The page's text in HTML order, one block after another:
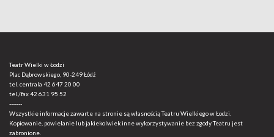
Teatr Wielki w Łodzi
Plac Dąbrowskiego, 90-249 Łódź
tel. centrala 42 647 20 00
tel./fax42 631 95 52
-------
Wszystkie informacje zawarte na stronie są własnością Teatru Wielkiego w Łodzi.
Kopiowanie, powielanie lub jakiekolwiek inne wykorzystywanie bez zgody Teatru jest
zabronione.